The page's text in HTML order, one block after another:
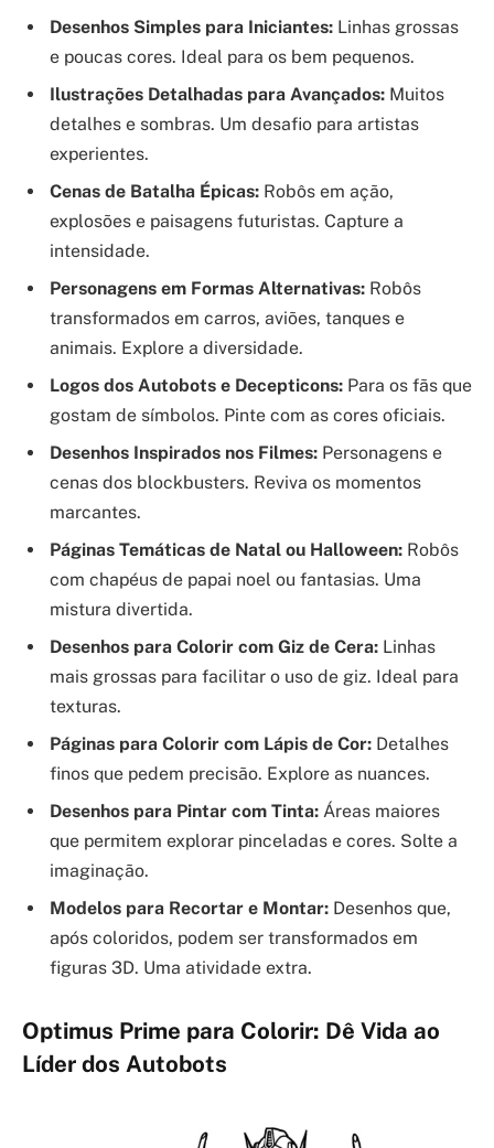
Desenhos Simples para Iniciantes: Linhas grossas
e poucas cores. Ideal para os bem pequenos.
Ilustrações Detalhadas para Avançados: Muitos
detalhes e sombras. Um desafio para artistas
experientes.
Cenas de Batalha Épicas: Robôs em ação,
explosões e paisagens futuristas. Capture a
intensidade.
Personagens em Formas Alternativas: Robôs
transformados em carros, aviões, tanques e
animais. Explore a diversidade.
Logos dos Autobots e Decepticons: Para os fãs que
gostam de símbolos. Pinte com as cores oficiais.
Desenhos Inspirados nos Filmes: Personagens e
cenas dos blockbusters. Reviva os momentos
marcantes.
Páginas Temáticas de Natal ou Halloween: Robôs
com chapéus de papai noel ou fantasias. Uma
mistura divertida.
Desenhos para Colorir com Giz de Cera: Linhas
mais grossas para facilitar o uso de giz. Ideal para
texturas.
Páginas para Colorir com Lápis de Cor: Detalhes
finos que pedem precisão. Explore as nuances.
Desenhos para Pintar com Tinta: Áreas maiores
que permitem explorar pinceladas e cores. Solte a
imaginação.
Modelos para Recortar e Montar: Desenhos que,
após coloridos, podem ser transformados em
figuras 3D. Uma atividade extra.
Optimus Prime para Colorir: Dê Vida ao
Líder dos Autobots